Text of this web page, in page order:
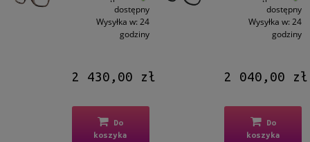
dostępny
Wysyłka w: 24
godziny
2 430,00 zł
Do
koszyka
dostępny
Wysyłka w: 24
godziny
2 040,00 zł
Do
koszyka